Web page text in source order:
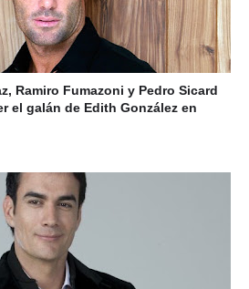
Ramiro Fumazoni y Pedro Sicard
el galán de Edith González en